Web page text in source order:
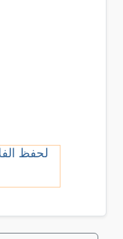
لحفظ الفلاش